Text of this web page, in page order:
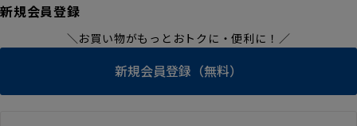
新規会員登録
＼お買い物がもっとおトクに・便利に！／
新規会員登録（無料）